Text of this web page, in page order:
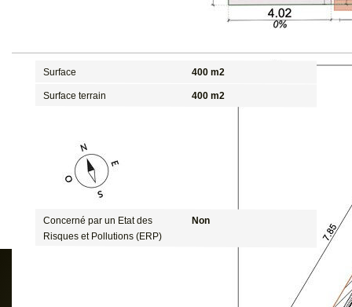
Surface 400 m2
Surface terrain 400 m2
Diagnostics
Concerné par un Etat des
Risques et Pollutions (ERP)
Non